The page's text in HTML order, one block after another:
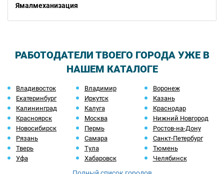
Ямалмеханизация
РАБОТОДАТЕЛИ ТВОЕГО ГОРОДА УЖЕ В
НАШЕМ КАТАЛОГЕ
Владивосток Владимир
Воронеж
Екатеринбург
Иркутск
Казань
Калининград
Калуга
Краснодар
Красноярск
Москва
Нижний Новгород
Новосибирск
Пермь
Ростов-на-Дону
Рязань
Самара
Санкт-Петербург
Тверь
Тула
Тюмень
Уфа
Хабаровск Челябинск